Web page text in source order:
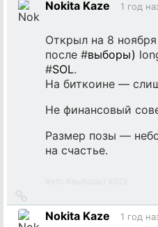
источник
Nokita Kaze 1 год
Открыл на 8
после #выборы)
#SOL.
На биткоине —
Не финансовый
Размер позы —
на счастье.
на
источник
Nokita Kaze 1 год